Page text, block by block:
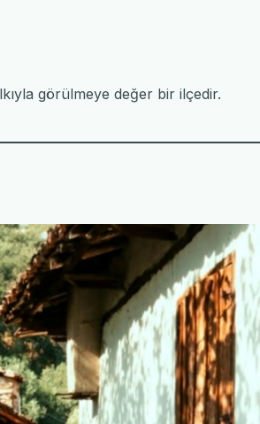
görülmeye değer bir ilçedir.